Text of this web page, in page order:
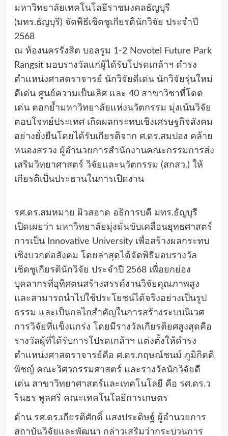
มหาวิทยาลัยเทคโนโลยีราชมงคลธัญบุรี
(มทร.ธัญบุรี) จัดพิธีเชิดชูเกียรตินักวิจัย ประจำปี
2568
ณ ห้องนครรังสิต บอลรูม 1-2 Novotel Future Park
Rangsit มอบรางวัลแก่ผู้ได้รับโปรดเกล้าฯ ดำรง
ตำแหน่งศาสตราจารย์ นักวิจัยดีเด่น นักวิจัยรุ่นใหม่
ดีเด่น ศูนย์ความเป็นเลิศ และ 40 สาขาวิชาที่โดด
เด่น ตอกย้ำมหาวิทยาลัยแห่งนวัตกรรม มุ่งเน้นวิจัย
ตอบโจทย์ประเทศ เกิดผลกระทบเชิงเศรษฐกิจสังคม
อย่างยั่งยืนโดยได้รับเกียรติจาก ศ.ดร.สมปอง คล้าย
หนองสรวง ผู้อำนวยการสำนักงานคณะกรรมการส่ง
เสริมวิทยาศาสตร์ วิจัยและนวัตกรรม (สกสว.) ให้
เกียรติเป็นประธานในการเปิดงาน
รศ.ดร.สมหมาย ผิวสอาด อธิการบดี มทร.ธัญบุรี
เปิดเผยว่า มหาวิทยาลัยมุ่งมั่นขับเคลื่อนยุทธศาสตร์
การเป็น Innovative University เพื่อสร้างผลกระทบ
เชิงบวกต่อสังคม โดยล่าสุดได้จัดพิธีมอบรางวัล
เชิดชูเกียรตินักวิจัย ประจำปี 2568 เพื่อยกย่อง
บุคลากรที่อุทิศตนสร้างสรรค์งานวิจัยคุณภาพสูง
และสามารถนำไปใช้ประโยชน์ได้จริงอย่างเป็นรูป
ธรรม และเป็นกลไกสำคัญในการสร้างระบบนิเวศ
การวิจัยที่แข็งแกร่ง โดยมีรางวัลเกียรติยศสูงสุดคือ
รางวัลผู้ที่ได้รับการโปรดเกล้าฯ แต่งตั้งให้ดำรง
ตำแหน่งศาสตราจารย์คือ ศ.ดร.กฤษณ์ชนม์ ภูมิกิตติ
พิชญ์ คณะวิศวกรรมศาสตร์ และรางวัลนักวิจัยดี
เด่น สาขาวิทยาศาสตร์และเทคโนโลยี คือ รศ.ดร.ว
รินธร พูลศรี คณะเทคโนโลยีการเกษตร
ด้าน รศ.ดร.เกียรติศักดิ์ แสงประดิษฐ์ ผู้อำนวยการ
สถาบันวิจัยและพัฒนา กล่าวเสริมว่ากระบวนการ